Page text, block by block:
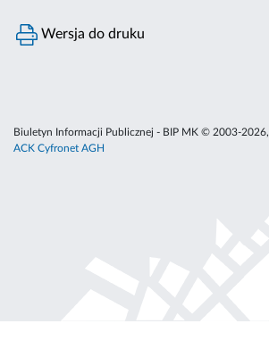
Wersja do druku
Biuletyn Informacji Publicznej - BIP MK © 2003-2026,
ACK Cyfronet AGH